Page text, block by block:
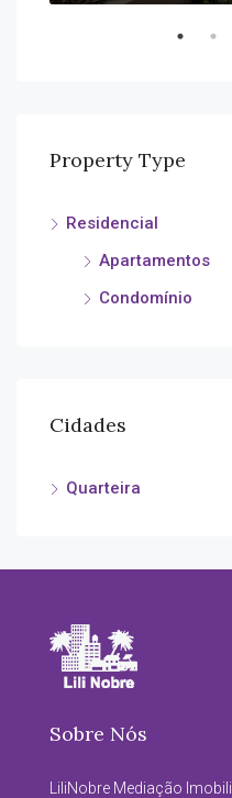
Property Type
Residencial
Apartamentos
Condomínio
Cidades
Quarteira
Sobre Nós
LiliNobre Mediação